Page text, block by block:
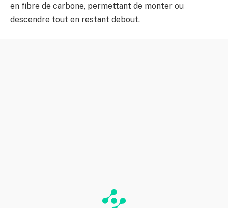
en fibre de carbone, permettant de monter ou
descendre tout en restant debout.